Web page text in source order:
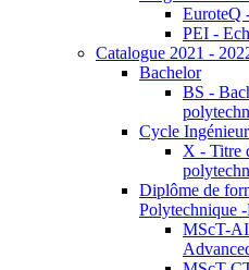
EuroteQ
PEI -
Catalogue 2021 -
Bachelor
BS -
Cycle Ingénieur
X - Titre
Diplôme de
Polytechnique
MScT-